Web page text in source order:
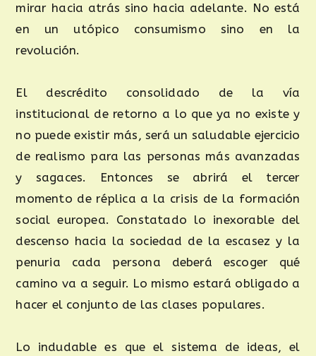
mirar hacia atrás sino hacia adelante. No está
en un utópico consumismo sino en la
revolución.
El descrédito consolidado de la vía
institucional de retorno a lo que ya no existe y
no puede existir más, será un saludable ejercicio
de realismo para las personas más avanzadas
y sagaces. Entonces se abrirá el tercer
momento de réplica a la crisis de la formación
social europea. Constatado lo inexorable del
descenso hacia la sociedad de la escasez y la
penuria cada persona deberá escoger qué
camino va a seguir. Lo mismo estará obligado a
hacer el conjunto de las clases populares.
Lo indudable es que el sistema de ideas, el